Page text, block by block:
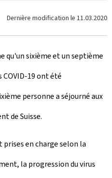
Dernière modification le 11.03.2020
qu'un sixième et un septième
COVID-19 ont été
personne a séjourné aux
de Suisse.
prises en charge selon la
la progression du virus